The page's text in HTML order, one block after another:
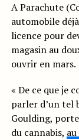
A Parachute
automobile
licence pour
magasin au
ouvrir en mars.
« De ce que je
parler d’un tel
Goulding,
du cannabis,